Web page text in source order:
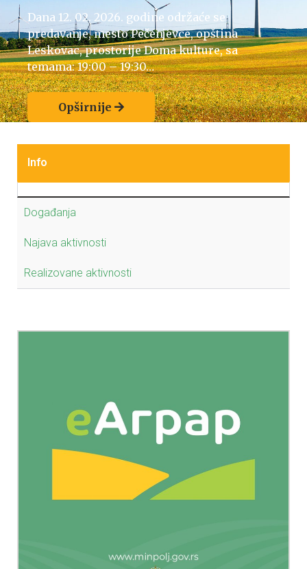
Dana 12. 02. 2026. godine održaće se
predavanje, mesto Pečenjevce, opština
Leskovac, prostorije Doma kulture, sa
temama: 19:00 – 19:30…
Opširnije
Info
Događanja
Najava aktivnosti
Realizovane aktivnosti